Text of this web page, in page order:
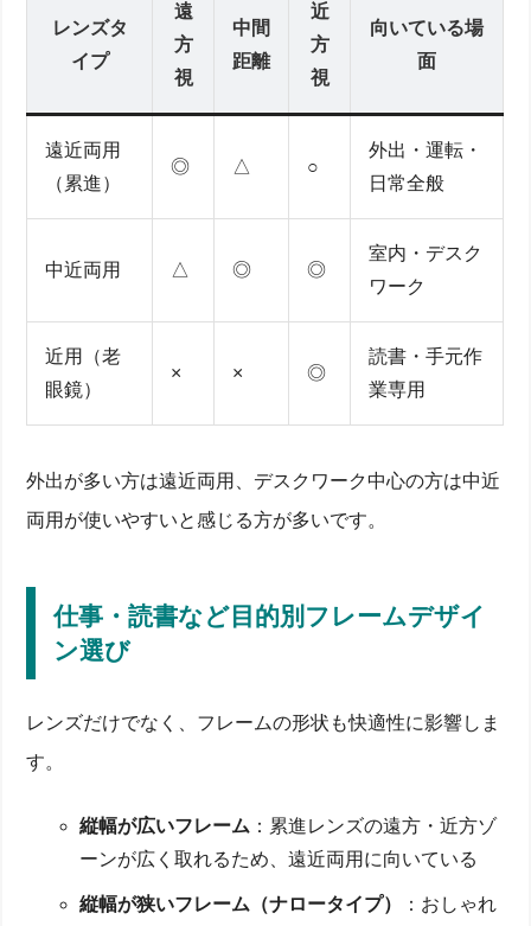
レンズタ
イプ
遠
方
視
中間
距離
近
方
視
向いている場
面
遠近両用
（累進）
◎ △ ○
外出・運転・
日常全般
中近両用 △ ◎ ◎
室内・デスク
ワーク
近用（老
眼鏡）
× × ◎
読書・手元作
業専用
外出が多い方は遠近両用、デスクワーク中心の方は中近
両用が使いやすいと感じる方が多いです。
仕事・読書など目的別フレームデザイ
ン選び
レンズだけでなく、フレームの形状も快適性に影響しま
す。
縦幅が広いフレーム ：累進レンズの遠方・近方ゾ
ーンが広く取れるため、遠近両用に向いている
縦幅が狭いフレーム（ナロータイプ）
：おしゃれ